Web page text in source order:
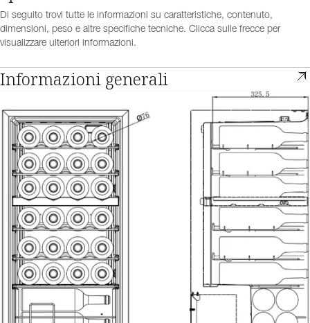
Di seguito trovi tutte le informazioni su caratteristiche, contenuto,
dimensioni, peso e altre specifiche tecniche. Clicca sulle frecce per
visualizzare ulteriori informazioni.
Informazioni generali